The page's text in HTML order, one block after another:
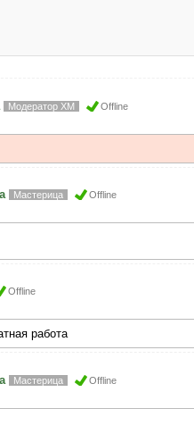
Модератор ХМ Offline
Мастерица Offline
Offline
работа
Мастерица Offline